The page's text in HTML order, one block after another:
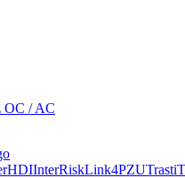
OC / AC
HDIInterRiskLink4PZUTrasti